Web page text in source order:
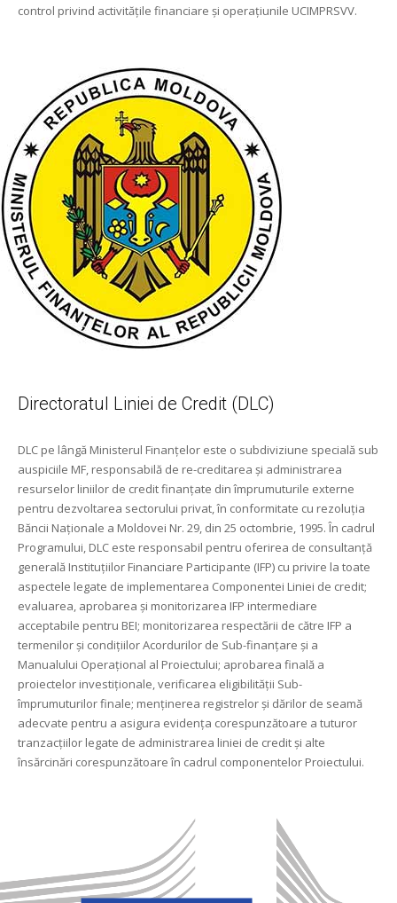
control privind activităţile financiare şi operaţiunile UCIMPRSVV.
Directoratul Liniei de Credit (DLC)
DLC pe lângă Ministerul Finanţelor este o subdiviziune specială sub
auspiciile MF, responsabilă de re-creditarea şi administrarea
resurselor liniilor de credit finanţate din împrumuturile externe
pentru dezvoltarea sectorului privat, în conformitate cu rezoluţia
Băncii Naţionale a Moldovei Nr. 29, din 25 octombrie, 1995. În cadrul
Programului, DLC este responsabil pentru oferirea de consultanţă
generală Instituțiilor Financiare Participante (IFP) cu privire la toate
aspectele legate de implementarea Componentei Liniei de credit;
evaluarea, aprobarea şi monitorizarea IFP intermediare
acceptabile pentru BEI; monitorizarea respectării de către IFP a
termenilor şi condiţiilor Acordurilor de Sub-finanţare şi a
Manualului Operațional al Proiectului; aprobarea finală a
proiectelor investiționale, verificarea eligibilităţii Sub-
împrumuturilor finale; menţinerea registrelor şi dărilor de seamă
adecvate pentru a asigura evidența corespunzătoare a tuturor
tranzacţiilor legate de administrarea liniei de credit și alte
însărcinări corespunzătoare în cadrul componentelor Proiectului.